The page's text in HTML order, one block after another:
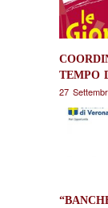
TEMPO
27